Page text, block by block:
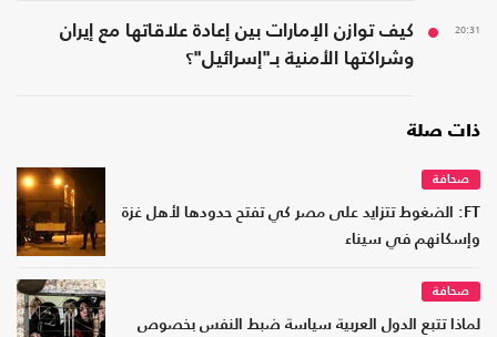
20:31
كيف توازن الإمارات بين إعادة علاقاتها مع إيران
وشراكتها الأمنية بـ"إسرائيل"؟
ذات صلة
صحافة
FT: الضغوط تتزايد على مصر كي تفتح حدودها لأهل غزة
وإسكانهم في سيناء
صحافة
لماذا تتبع الدول العربية سياسة ضبط النفس بخصوص